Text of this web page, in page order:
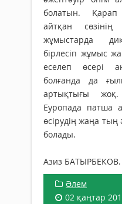
болатын.
айтқан
жұмыстарда
бірлесіп жұмыс
еселеп өсері
болғанда да
артықтығы
Еуропада патша
өсірудің жаңа тың
болады.
Азиз БАТЫРБЕКОВ.
Әлем
02 қаңтар